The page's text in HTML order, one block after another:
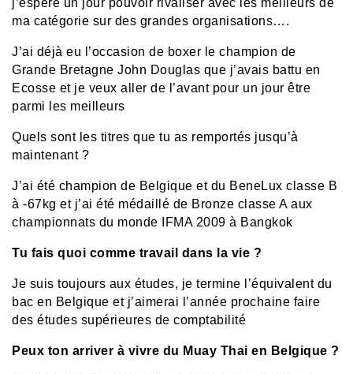
j’espère un jour pouvoir rivaliser avec les meilleurs de
ma catégorie sur des grandes organisations….
J’ai déjà eu l’occasion de boxer le champion de
Grande Bretagne John Douglas que j’avais battu en
Ecosse et je veux aller de l’avant pour un jour être
parmi les meilleurs
Quels sont les titres que tu as remportés jusqu’à
maintenant ?
J’ai été champion de Belgique et du BeneLux classe B
à -67kg et j’ai été médaillé de Bronze classe A aux
championnats du monde IFMA 2009 à Bangkok
Tu fais quoi comme travail dans la vie ?
Je suis toujours aux études, je termine l’équivalent du
bac en Belgique et j’aimerai l’année prochaine faire
des études supérieures de comptabilité
Peux ton arriver à vivre du Muay Thai en Belgique ?